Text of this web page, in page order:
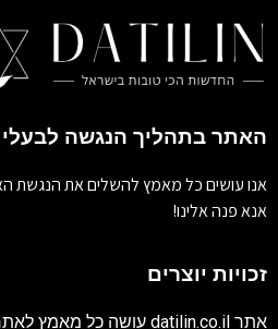
האתר בתהליך הנגשה לבעלי
אנו עושים כל מאמץ להשלים את הנגשת
אנא פנה אלינו!
זכויות יוצרים
אתר datilin.co.il עושה כל מאמץ לאתר